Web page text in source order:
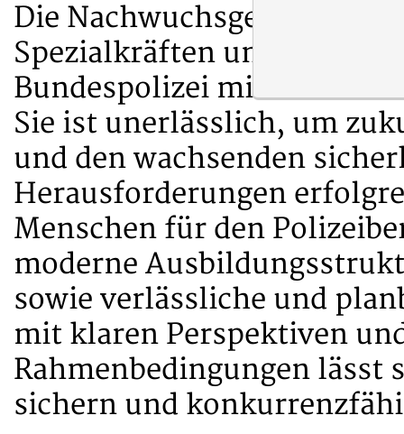
Die Nachwuchsgewinnung
Spezialkräften und den
Bundespolizei mithin eine
Sie ist unerlässlich, um
und den wachsenden
Herausforderungen
Menschen für den
moderne
sowie verlässliche und
mit klaren Perspektiven
Rahmenbedingungen
sichern und